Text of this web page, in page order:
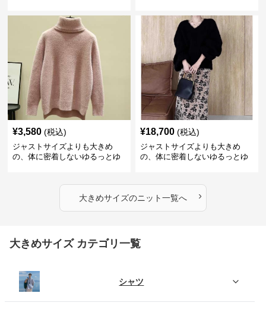
ビッグシルエットロゴニット
¥3,580 (税込)
ジャストサイズよりも大きめ
の、体に密着しないゆるっとゆ
¥18,700 (税込)
ジャストサイズよりも大きめ
の、体に密着しないゆるっとゆ
りニット
大きめサイズのニット一覧へ ›
大きめサイズ カテゴリ一覧
シャツ